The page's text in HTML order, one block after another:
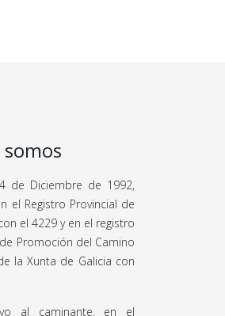
de Diciembre de 1992,
el Registro Provincial de
el 4229 y en el registro
Promoción del Camino
la Xunta de Galicia con
al caminante, en el